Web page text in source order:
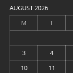
AUGUST 2026
M
T
3
4
10
11